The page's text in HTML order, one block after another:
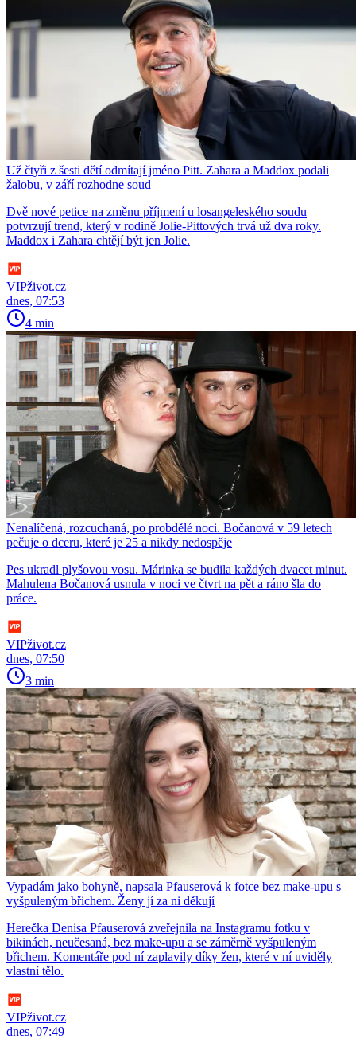
Už čtyři z šesti dětí odmítají jméno Pitt. Zahara a Maddox podali
žalobu, v září rozhodne soud
Dvě nové petice na změnu příjmení u losangeleského soudu
potvrzují trend, který v rodině Jolie-Pittových trvá už dva roky.
Maddox i Zahara chtějí být jen Jolie.
VIPživot.cz
dnes, 07:53
4 min
Nenalíčená, rozcuchaná, po probdělé noci. Bočanová v 59 letech
pečuje o dceru, které je 25 a nikdy nedospěje
Pes ukradl plyšovou vosu. Márinka se budila každých dvacet minut.
Mahulena Bočanová usnula v noci ve čtvrt na pět a ráno šla do
práce.
VIPživot.cz
dnes, 07:50
3 min
Vypadám jako bohyně, napsala Pfauserová k fotce bez make-upu s
vyšpuleným břichem. Ženy jí za ni děkují
Herečka Denisa Pfauserová zveřejnila na Instagramu fotku v
bikinách, neučesaná, bez make-upu a se záměrně vyšpuleným
břichem. Komentáře pod ní zaplavily díky žen, které v ní uviděly
vlastní tělo.
VIPživot.cz
dnes, 07:49